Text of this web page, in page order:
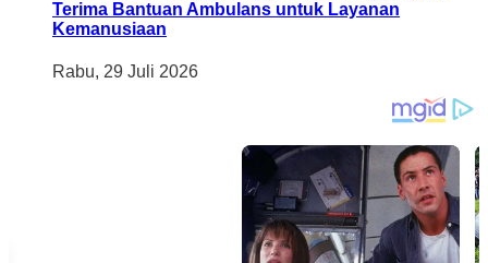
Terima Bantuan Ambulans untuk Layanan
Kemanusiaan
Rabu, 29 Juli 2026